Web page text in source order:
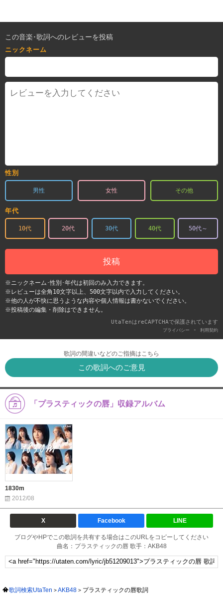
この音楽･歌詞へのレビューを投稿
ニックネーム
性別
男性 女性 その他
年代
10代 20代 30代 40代 50代～
投稿
※ニックネーム･性別･年代は初回のみ入力できます。
※レビューは全角10文字以上、500文字以内で入力してください。
※他の人が不快に思うような内容や個人情報は書かないでください。
※投稿後の編集・削除はできません。
UtaTenはreCAPTCHAで保護されています
プライバシー - 利用契約
歌詞の間違いなどのご指摘はこちら
この歌詞へのご意見
「プラスティックの唇」収録アルバム
1830m
2012/08
X Facebook LINE
ブログやHPでこの歌詞を共有する場合はこのURLをコピーしてください
曲名：プラスティックの唇 歌手：AKB48
歌詞検索UtaTen AKB48 プラスティックの唇歌詞